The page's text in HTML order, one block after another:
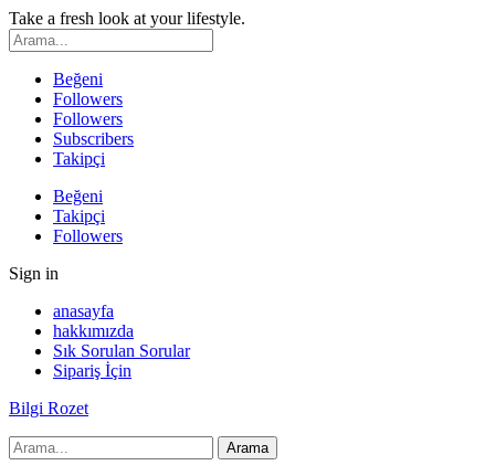
Take a fresh look at your lifestyle.
Beğeni
Followers
Followers
Subscribers
Takipçi
Beğeni
Takipçi
Followers
Sign in
anasayfa
hakkımızda
Sık Sorulan Sorular
Sipariş İçin
Bilgi Rozet